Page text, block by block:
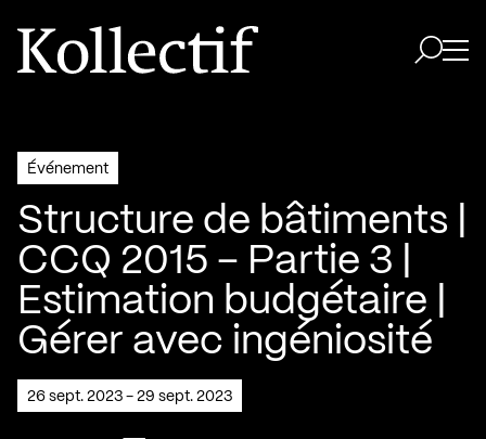
Aller à la page d'accueil
Logo Kollectif
Événement
Structure de bâtiments |
CCQ 2015 – Partie 3 |
Estimation budgétaire |
Gérer avec ingéniosité
26 sept. 2023 - 29 sept. 2023